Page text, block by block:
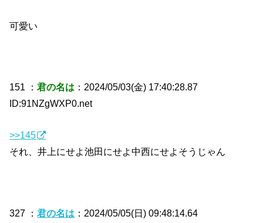
可愛い
151 ：君の名は ：2024/05/03(金) 17:40:28.87
ID:91NZgWXP0.net
>>145
それ、井上にせよ池田にせよ中西にせよそうじゃん
327 ：君の名は ：2024/05/05(日) 09:48:14.64